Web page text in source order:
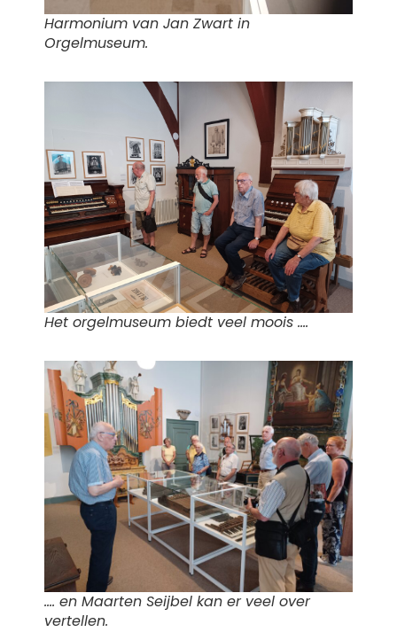
Harmonium van Jan Zwart in
Orgelmuseum.
Het orgelmuseum biedt veel moois ….
…. en Maarten Seijbel kan er veel over
vertellen.